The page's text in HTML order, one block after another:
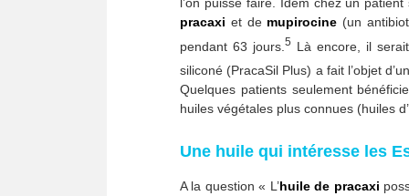
pracaxi et de mupirocine (un
pendant 63 jours. 5
Là encore, il
siliconé (PracaSil Plus) a fait l’objet
Quelques patients seulement
huiles végétales plus connues (huiles
Une huile qui intéresse les
A la question « L’huile de pracaxi